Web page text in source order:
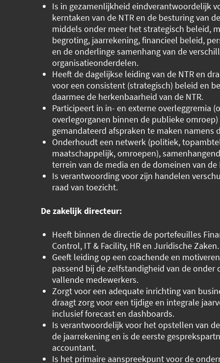
Is in gezamenlijkheid eindverantwoordelijk
kerntaken van de NTR en de besturing van
middels onder meer het strategisch beleid,
begroting, jaarrekening, financieel beleid,
en de onderlinge samenhang van de
organisatieonderdelen.
Heeft de dagelijkse leiding van de NTR en
voor een consistent (strategisch) beleid en
daarmee de herkenbaarheid van de NTR.
Participeert in in- en externe overleggremia
overlegorganen binnen de publieke omroep)
gemandateerd afspraken te maken namens
Onderhoudt een netwerk (politiek,
maatschappelijk, omroepen),
terrein van de media en de domeinen van de
Is verantwoording voor zijn handelen
raad van toezicht.
De zakelijk directeur:
Heeft binnen de directie de portefeuilles
Control, IT & Facility, HR en Juridische Zaken.
Geeft leiding op een coachende en
passend bij de zelfstandigheid van de onder
vallende medewerkers.
Zorgt voor een adequate inrichting van
draagt zorg voor een tijdige en integrale
inclusief forecast en dashboards.
Is verantwoordelijk voor het opstellen van
de jaarrekening en is de eerste
accountant.
Is het primaire aanspreekpunt voor de